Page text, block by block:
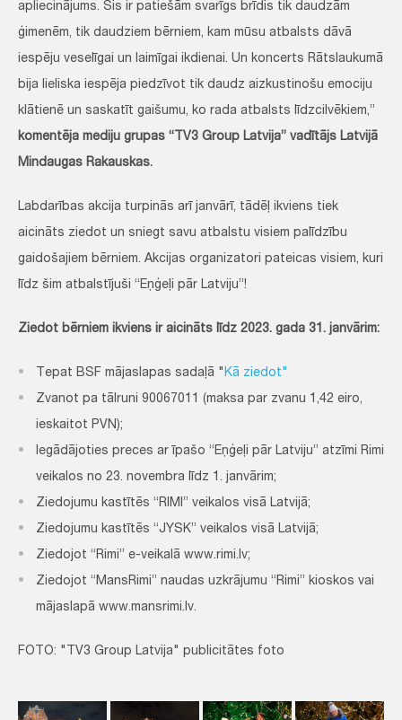
apliecinājums. Šis ir patiešām svarīgs brīdis tik daudzām
ģimenēm, tik daudziem bērniem, kam mūsu atbalsts dāvā
iespēju veselīgai un laimīgai ikdienai. Un koncerts Rātslaukumā
bija lieliska iespēja piedzīvot tik daudz aizkustinošu emociju
klātienē un saskatīt gaišumu, ko rada atbalsts līdzcilvēkiem,”
komentēja mediju grupas “TV3 Group Latvija” vadītājs Latvijā
Mindaugas Rakauskas.
Labdarības akcija turpinās arī janvārī, tādēļ ikviens tiek
aicināts ziedot un sniegt savu atbalstu visiem palīdzību
gaidošajiem bērniem. Akcijas organizatori pateicas visiem, kuri
līdz šim atbalstījuši “Eņģeļi pār Latviju”!
Ziedot bērniem ikviens ir aicināts līdz 2023. gada 31. janvārim:
Tepat BSF mājaslapas sadaļā "Kā ziedot"
Zvanot pa tālruni 90067011 (maksa par zvanu 1,42 eiro,
ieskaitot PVN);
Iegādājoties preces ar īpašo “Eņģeļi pār Latviju” atzīmi Rimi
veikalos no 23. novembra līdz 1. janvārim;
Ziedojumu kastītēs “RIMI” veikalos visā Latvijā;
Ziedojumu kastītēs “JYSK” veikalos visā Latvijā;
Ziedojot “Rimi” e-veikalā www.rimi.lv;
Ziedojot “MansRimi” naudas uzkrājumu “Rimi” kioskos vai
mājaslapā www.mansrimi.lv.
FOTO: "TV3 Group Latvija" publicitātes foto